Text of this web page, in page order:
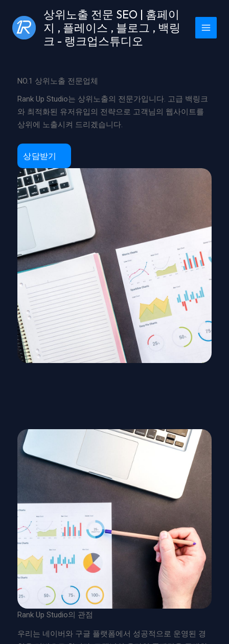
상위노출 전문 SEO | 홈페이
지 , 플레이스 , 블로그 , 백링
크 - 랭크업스튜디오
NO.1 상위노출 전문업체
Rank Up Studio는 상위노출의 전문가입니다. 고급 백링크
와 최적화된 유저유입의 전략으로 고객님의 웹사이트를
상위에 노출시켜 드리겠습니다.
상담받기
Rank Up Studio의 관점
우리는 네이버와 구글 플랫폼에서 성공적으로 운영된 경